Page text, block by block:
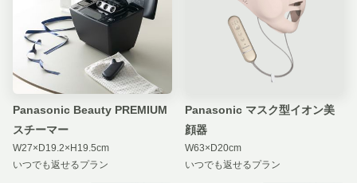
Panasonic Beauty PREMIUM
スチーマー
W27×D19.2×H19.5cm
いつでも返せるプラン
Panasonic マスク型イオン美
顔器
W63×D20cm
いつでも返せるプラン